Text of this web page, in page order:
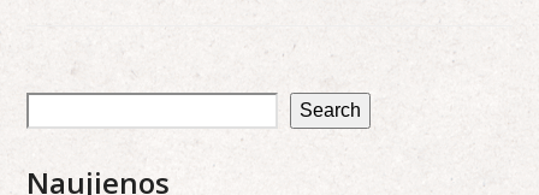
Search
Naujienos